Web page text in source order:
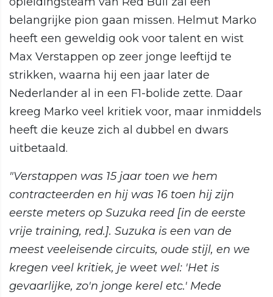
belangrijke pion gaan missen. Helmut Marko
heeft een geweldig ook voor talent en wist
Max Verstappen op zeer jonge leeftijd te
strikken, waarna hij een jaar later de
Nederlander al in een F1-bolide zette. Daar
kreeg Marko veel kritiek voor, maar inmiddels
heeft die keuze zich al dubbel en dwars
uitbetaald.
"Verstappen was 15 jaar toen we hem
contracteerden en hij was 16 toen hij zijn
eerste meters op Suzuka reed [in de eerste
vrije training, red.]. Suzuka is een van de
meest veeleisende circuits, oude stijl, en we
kregen veel kritiek, je weet wel: 'Het is
gevaarlijke, zo'n jonge kerel etc.' Mede